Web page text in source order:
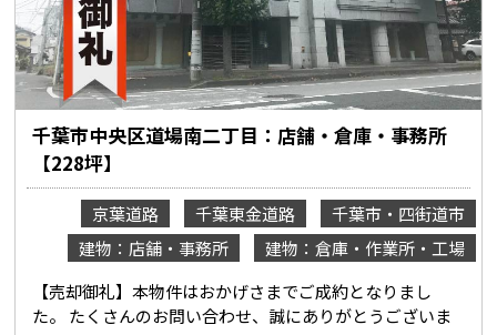
千葉市中央区道場南二丁目：店舗・倉庫・事務所
【228坪】
京葉道路 千葉東金道路
千葉市・四街道市
建物：店舗・事務所
建物：倉庫・作業所・工場
【売却御礼】本物件はおかげさまでご成約となりまし
た。 たくさんのお問い合わせ、誠にありがとうございま